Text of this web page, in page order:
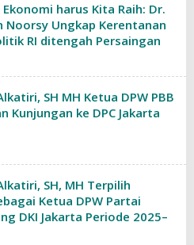
harus Kita Raih: Dr.
Noorsy Ungkap Kerentanan
RI ditengah Persaingan
SH MH Ketua DPW PBB
Kunjungan ke DPC Jakarta
SH, MH Terpilih
Ketua DPW Partai
DKI Jakarta Periode 2025–